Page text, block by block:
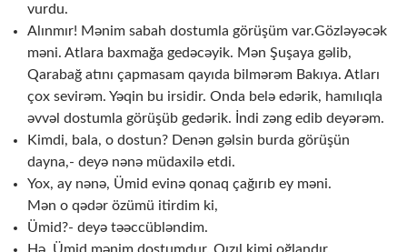
vurdu.
Alınmır! Mənim sabah dostumla görüşüm var.Gözləyəcək
məni. Atlara baxmağa gedəcəyik. Mən Şuşaya gəlib,
Qarabağ atını çapmasam qayıda bilmərəm Bakıya. Atları
çox sevirəm. Yəqin bu irsidir. Onda belə edərik, hamılıqla
əvvəl dostumla görüşüb gedərik. İndi zəng edib deyərəm.
Kimdi, bala, o dostun? Denən gəlsin burda görüşün
dayna,- deyə nənə müdaxilə etdi.
Yox, ay nənə, Ümid evinə qonaq çağırıb ey məni.
Mən o qədər özümü itirdim ki,
Ümid?- deyə təəccübləndim.